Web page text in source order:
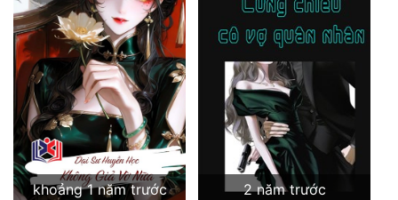
khoảng 1 năm trước
2 năm trước